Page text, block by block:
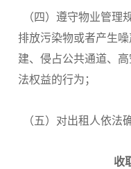
（四）遵守物业管理
排放污染物或者产生
建、侵占公共通道、
法权益的行为；
（五）对出租人依法
收